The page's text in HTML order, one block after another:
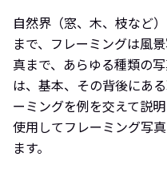
自然界（窓、木、枝など
まで、フレーミングは風
真まで、あらゆる種類の
は、基本、その背後にあ
ーミングを例を交えて説
使用してフレーミング写
ます。